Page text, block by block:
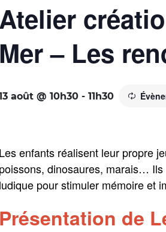
Atelier
Mer – Les
août @ 10h30 - 11h30
Les enfants réalisent leur propre
poissons, dinosaures, marais… Ils
ludique pour stimuler mémoire et
Présentation de